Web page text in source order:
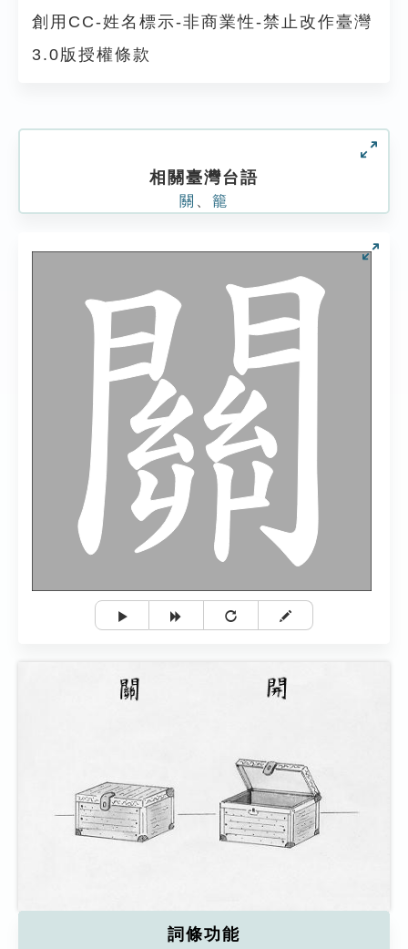
創用CC-姓名標示-非商業性-禁止改作臺灣
3.0版授權條款
相關臺灣台語
關 籠
詞條功能